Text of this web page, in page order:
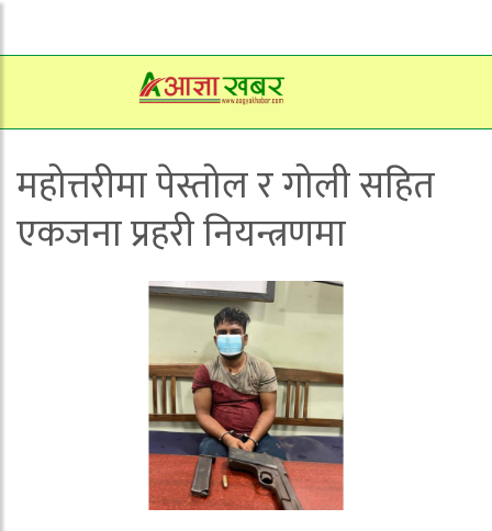
महोत्तरीमा पेस्तोल र गोली सहित
एकजना प्रहरी नियन्त्रणमा